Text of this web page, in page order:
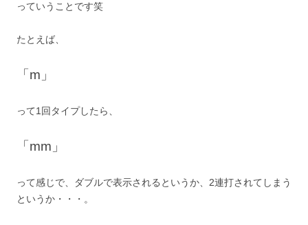
っていうことです笑
たとえば、
「m」
って1回タイプしたら、
「mm」
って感じで、ダブルで表示されるというか、2連打されてしまう
というか・・・。